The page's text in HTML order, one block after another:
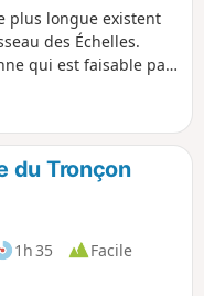
plus longue existent
des Échelles.
qui est faisable par
du Tronçon
1h 35
Facile